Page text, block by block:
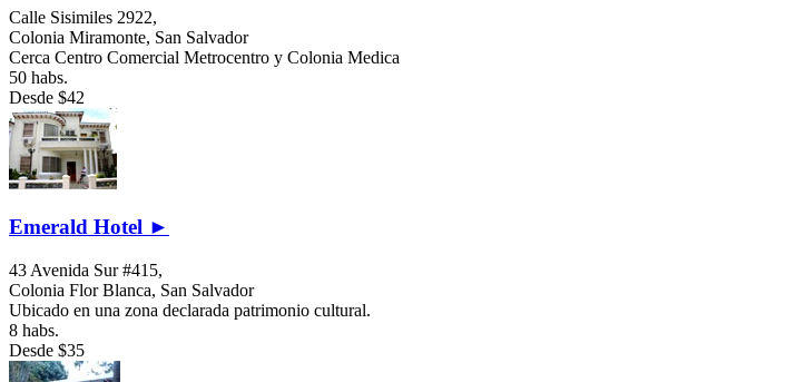
Calle Sisimiles 2922,
Colonia Miramonte, San Salvador
Cerca Centro Comercial Metrocentro y Colonia Medica
50 habs.
Desde $42
Emerald Hotel ►
43 Avenida Sur #415,
Colonia Flor Blanca, San Salvador
Ubicado en una zona declarada patrimonio cultural.
8 habs.
Desde $35